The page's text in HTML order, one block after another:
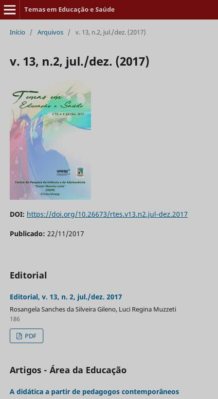
Temas em Educação e Saúde
Início / Arquivos / v. 13, n.2, jul./dez. (2017)
v. 13, n.2, jul./dez. (2017)
DOI: https://doi.org/10.26673/rtes.v13.n2.jul-dez.2017
Publicado: 22/11/2017
Editorial
Editorial, v. 13, n. 2, jul./dez. 2017
Rosangela Sanches da Silveira Gileno, Luci Regina Muzzeti
186
PDF
Artigos - Área da Educação
A didática a partir de pedagogos contemporâneos